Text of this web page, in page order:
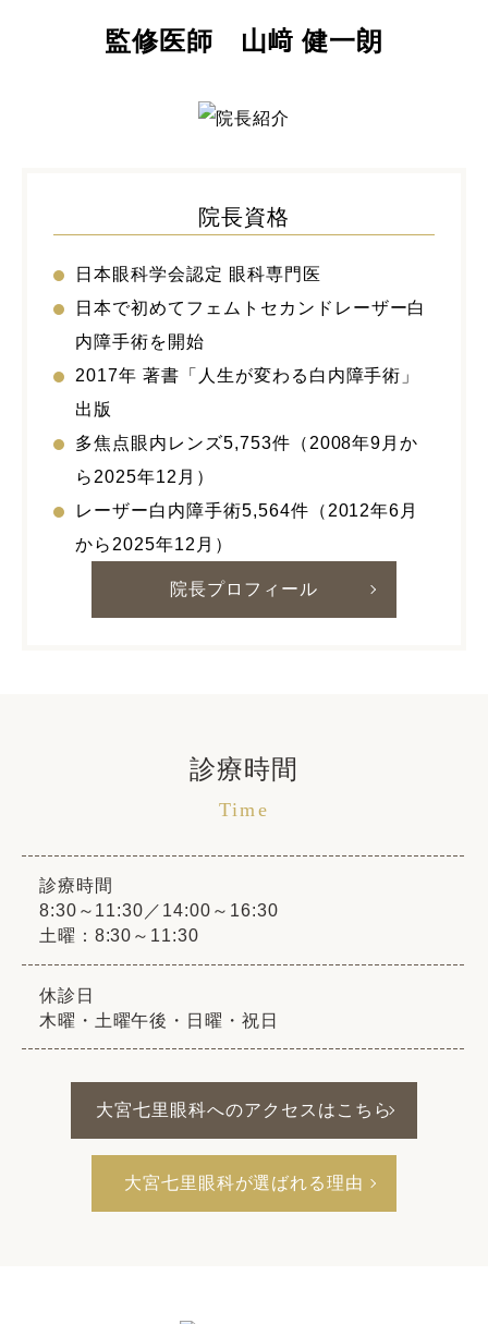
監修医師 山﨑 健一朗
院長資格
日本眼科学会認定 眼科専門医
日本で初めてフェムトセカンドレーザー白
内障手術を開始
2017年 著書「人生が変わる白内障手術」
出版
多焦点眼内レンズ5,753件（2008年9月か
ら2025年12月）
レーザー白内障手術5,564件（2012年6月
から2025年12月）
院長プロフィール
診療時間
Time
診療時間
8:30～11:30／14:00～16:30
土曜：8:30～11:30
休診日
木曜・土曜午後・日曜・祝日
大宮七里眼科へのアクセスはこちら
大宮七里眼科が選ばれる理由